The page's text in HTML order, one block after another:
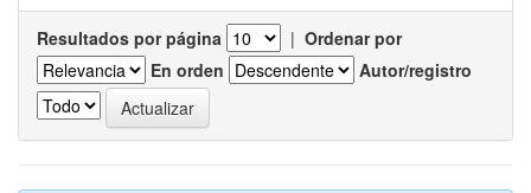
Resultados por página | Ordenar por
En orden
Autor/registro